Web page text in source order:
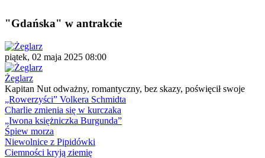
"Gdańska" w antrakcie
piątek, 02 maja 2025 08:00
Żeglarz
Kapitan Nut odważny, romantyczny, bez skazy, poświęcił swoje
„Rowerzyści” Volkera Schmidta
Charlie zmienia się w kurczaka
„Iwona księżniczka Burgunda”
Śpiew morza
Niewolnice z Pipidówki
Ciemności kryją ziemię